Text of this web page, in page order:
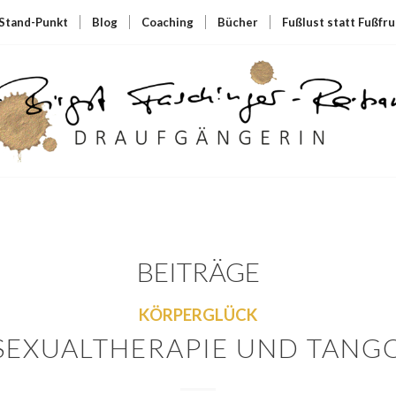
Punkt Blog Coaching Bücher Fußlust statt
BEITRÄGE
KÖRPERGLÜCK
UND